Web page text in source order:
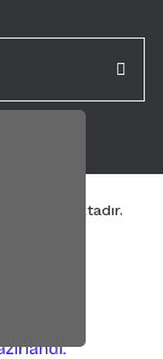
korunmaktadır.
ile